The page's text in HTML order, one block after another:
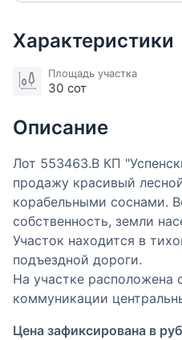
Характеристики
Площадь участка
30 сот
Описание
Лот 553463.В КП
продажу красивый
корабельными соснами.
собственность, земли
Участок находится в
подъездной дороги.
На участке расположена
коммуникации
Цена зафиксирована в